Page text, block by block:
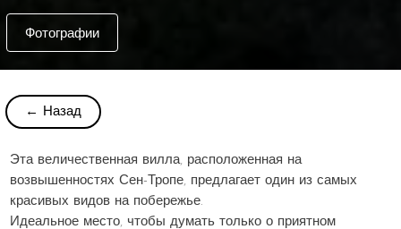
Фотографии
← Назад
Эта величественная вилла, расположенная на
возвышенностях Сен-Тропе, предлагает один из самых
красивых видов на побережье.
Идеальное место, чтобы думать только о приятном